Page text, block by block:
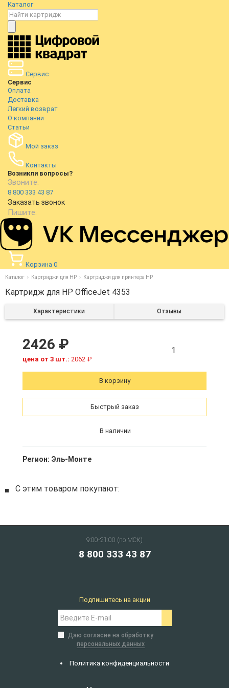
Каталог
Сервис
Сервис
Оплата
Доставка
Легкий возврат
О компании
Статьи
Мой заказ
Контакты
Возникли вопросы?
Звоните:
8 800 333 43 87
Заказать звонок
Пишите:
Корзина 0
Каталог Картриджи для HP Картриджи для принтера HP
Картридж для HP OfficeJet 4353
Характеристики Отзывы
2426 ₽
цена от 3 шт.: 2062 ₽
1
В корзину
Быстрый заказ
В наличии
Регион: Эль-Монте
С этим товаром покупают:
9:00-21:00 (по МСК)
8 800 333 43 87
Политика конфиденциальности
Подпишитесь на акции
Даю согласие на обработку
персональных данных